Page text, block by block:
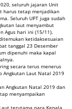
seluruh jajaran Unit
harus tetap menjadikan
Seluruh UPT juga sudah
laut menyambut
Agus hari ini (15/11).
ketidaksesuaian
tanggal 23 Desember
dipenuhi maka kapal
secara terus menerus
Angkutan Laut Natal 2019
Angkutan Natal 2019 dan
menyampaikan
terutama para Kepala